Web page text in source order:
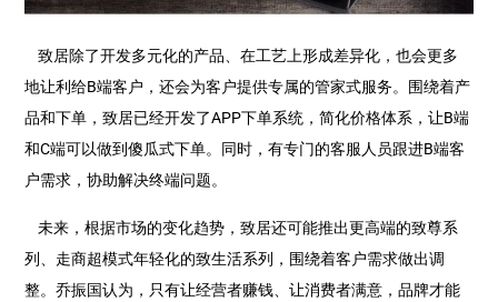
致居除了开发多元化的产品、在工艺上形成差异化，也会更多
地让利给B端客户，还会为客户提供专属的管家式服务。围绕着产
品和下单，致居已经开发了APP下单系统，简化价格体系，让B端
和C端可以做到傻瓜式下单。同时，有专门的客服人员跟进B端客
户需求，协助解决终端问题。
未来，根据市场的变化趋势，致居还可能推出更高端的致尊系
列、走商超模式年轻化的致生活系列，围绕着客户需求做出调
整。乔振国认为，只有让经营者赚钱、让消费者满意，品牌才能